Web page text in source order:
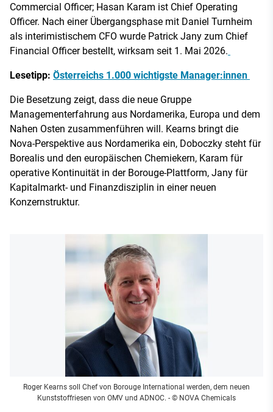
Commercial Officer; Hasan Karam ist Chief Operating
Officer. Nach einer Übergangsphase mit Daniel Turnheim
als interimistischem CFO wurde Patrick Jany zum Chief
Financial Officer bestellt, wirksam seit 1. Mai 2026.
Lesetipp: Österreichs 1.000 wichtigste Manager:innen
Die Besetzung zeigt, dass die neue Gruppe
Managementerfahrung aus Nordamerika, Europa und dem
Nahen Osten zusammenführen will. Kearns bringt die
Nova-Perspektive aus Nordamerika ein, Doboczky steht für
Borealis und den europäischen Chemiekern, Karam für
operative Kontinuität in der Borouge-Plattform, Jany für
Kapitalmarkt- und Finanzdisziplin in einer neuen
Konzernstruktur.
Roger Kearns soll Chef von Borouge International werden, dem neuen
Kunststoffriesen von OMV und ADNOC. - © NOVA Chemicals